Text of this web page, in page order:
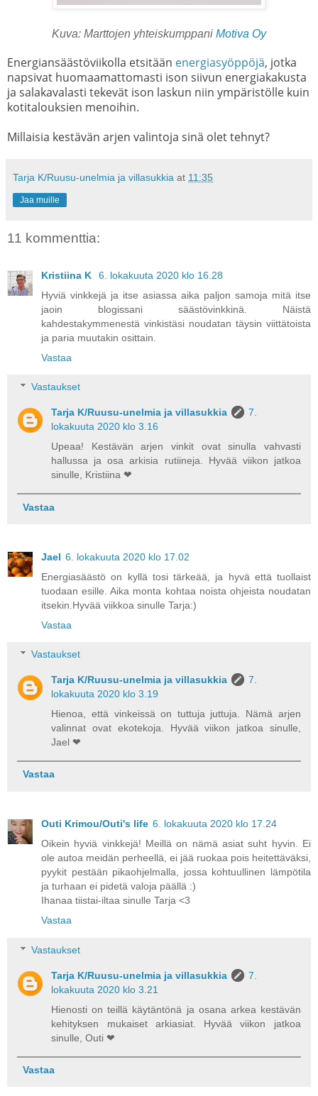
Kuva: Marttojen yhteiskumppani Motiva Oy
Energiansäästöviikolla etsitään energiasyöppöjä, jotka
napsivat huomaamattomasti ison siivun energiakakusta
ja salakavalasti tekevät ison laskun niin ympäristölle kuin
kotitalouksien menoihin.
Millaisia kestävän arjen valintoja sinä olet tehnyt?
Tarja K/Ruusu-unelmia ja villasukkia at 11:35
Jaa muille
11 kommenttia:
Kristiina K
6. lokakuuta 2020 klo 16.28
Hyviä vinkkejä ja itse asiassa aika paljon samoja mitä itse
jaoin blogissani säästövinkkinä. Näistä
kahdestakymmenestä vinkistäsi noudatan täysin viittätoista
ja paria muutakin osittain.
Vastaa
Vastaukset
Tarja K/Ruusu-unelmia ja villasukkia
7.
lokakuuta 2020 klo 3.16
Upeaa! Kestävän arjen vinkit ovat sinulla vahvasti
hallussa ja osa arkisia rutiineja. Hyvää viikon jatkoa
sinulle, Kristiina ❤
Vastaa
Jael 6. lokakuuta 2020 klo 17.02
Energiasäästö on kyllä tosi tärkeää, ja hyvä että tuollaist
tuodaan esille. Aika monta kohtaa noista ohjeista noudatan
itsekin.Hyvää viikkoa sinulle Tarja:)
Vastaa
Vastaukset
Tarja K/Ruusu-unelmia ja villasukkia
7.
lokakuuta 2020 klo 3.19
Hienoa, että vinkeissä on tuttuja juttuja. Nämä arjen
valinnat ovat ekotekoja. Hyvää viikon jatkoa sinulle,
Jael ❤
Vastaa
Outi Krimou/Outi's life 6. lokakuuta 2020 klo 17.24
Oikein hyviä vinkkejä! Meillä on nämä asiat suht hyvin. Ei
ole autoa meidän perheellä, ei jää ruokaa pois heitettäväksi,
pyykit pestään pikaohjelmalla, jossa kohtuullinen lämpötila
ja turhaan ei pidetä valoja päällä :)
Ihanaa tiistai-iltaa sinulle Tarja <3
Vastaa
Vastaukset
Tarja K/Ruusu-unelmia ja villasukkia
7.
lokakuuta 2020 klo 3.21
Hienosti on teillä käytäntönä ja osana arkea kestävän
kehityksen mukaiset arkiasiat. Hyvää viikon jatkoa
sinulle, Outi ❤
Vastaa